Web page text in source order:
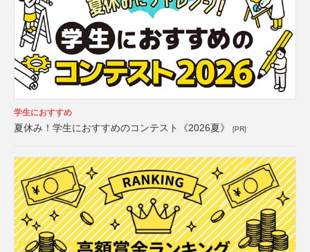
学生におすすめ
夏休み！学生におすすめのコンテスト《2026夏》 [PR]